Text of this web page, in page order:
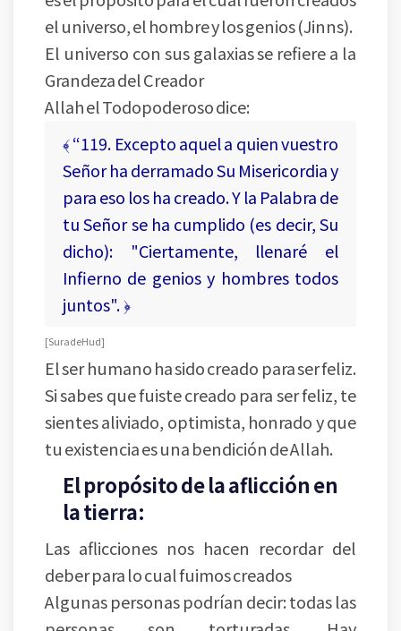
el universo, el hombre y los genios (Jinns).
El universo con sus galaxias se refiere a la
Grandeza del Creador
Allah el Todopoderoso dice:
﴾ “119. Excepto aquel a quien vuestro
Señor ha derramado Su Misericordia y
para eso los ha creado. Y la Palabra de
tu Señor se ha cumplido (es decir, Su
dicho): "Ciertamente, llenaré el
Infierno de genios y hombres todos
juntos". ﴿
[ Sura de Hud ]
El ser humano ha sido creado para ser feliz.
Si sabes que fuiste creado para ser feliz, te
sientes aliviado, optimista, honrado y que
tu existencia es una bendición de Allah.
El propósito de la aflicción en
la tierra:
Las aflicciones nos hacen recordar del
deber para lo cual fuimos creados
Algunas personas podrían decir: todas las